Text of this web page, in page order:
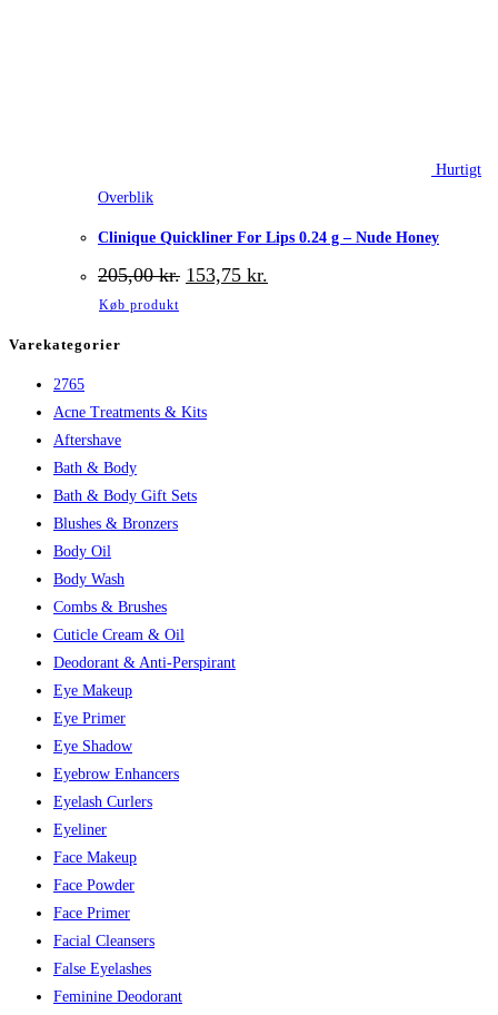
Hurtigt
Overblik
Clinique Quickliner For Lips 0.24 g – Nude Honey
205,00kr. Den
oprindelige
153,75 kr.
aktuelle
Køb produkt
Varekategorier
2765
Acne Treatments & Kits
Aftershave
Bath & Body
Bath & Body Gift Sets
Blushes & Bronzers
Body Oil
Body Wash
Combs & Brushes
Cuticle Cream & Oil
Deodorant & Anti-Perspirant
Eye Makeup
Eye Primer
Eye Shadow
Eyebrow Enhancers
Eyelash Curlers
Eyeliner
Face Makeup
Face Powder
Face Primer
Facial Cleansers
False Eyelashes
Feminine Deodorant